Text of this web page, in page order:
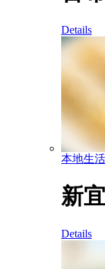
Details
本地生
新
Details